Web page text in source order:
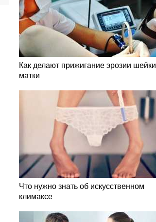
Как делают прижигание эрозии шейки
матки
Что нужно знать об искусственном
климаксе